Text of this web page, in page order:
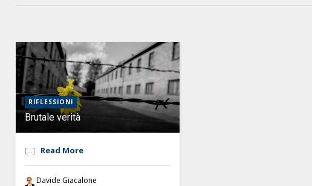
RIFLESSIONI
Brutale verità
[...] Read More
Davide Giacalone